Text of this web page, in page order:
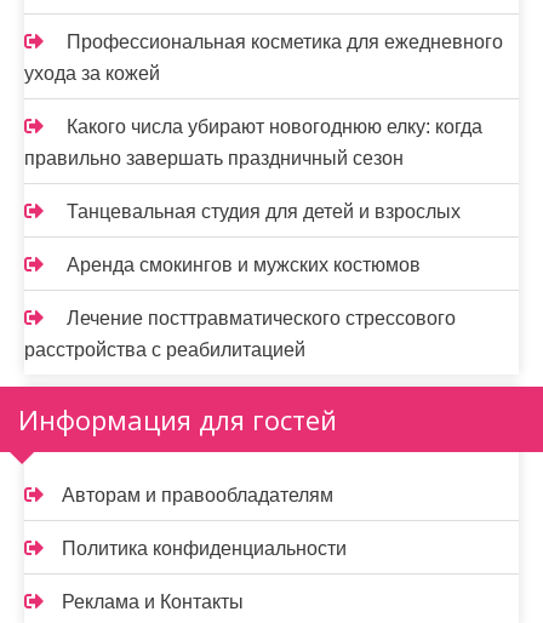
Профессиональная косметика для ежедневного
ухода за кожей
Какого числа убирают новогоднюю елку: когда
правильно завершать праздничный сезон
Танцевальная студия для детей и взрослых
Аренда смокингов и мужских костюмов
Лечение посттравматического стрессового
расстройства с реабилитацией
Информация для гостей
Авторам и правообладателям
Политика конфиденциальности
Реклама и Контакты